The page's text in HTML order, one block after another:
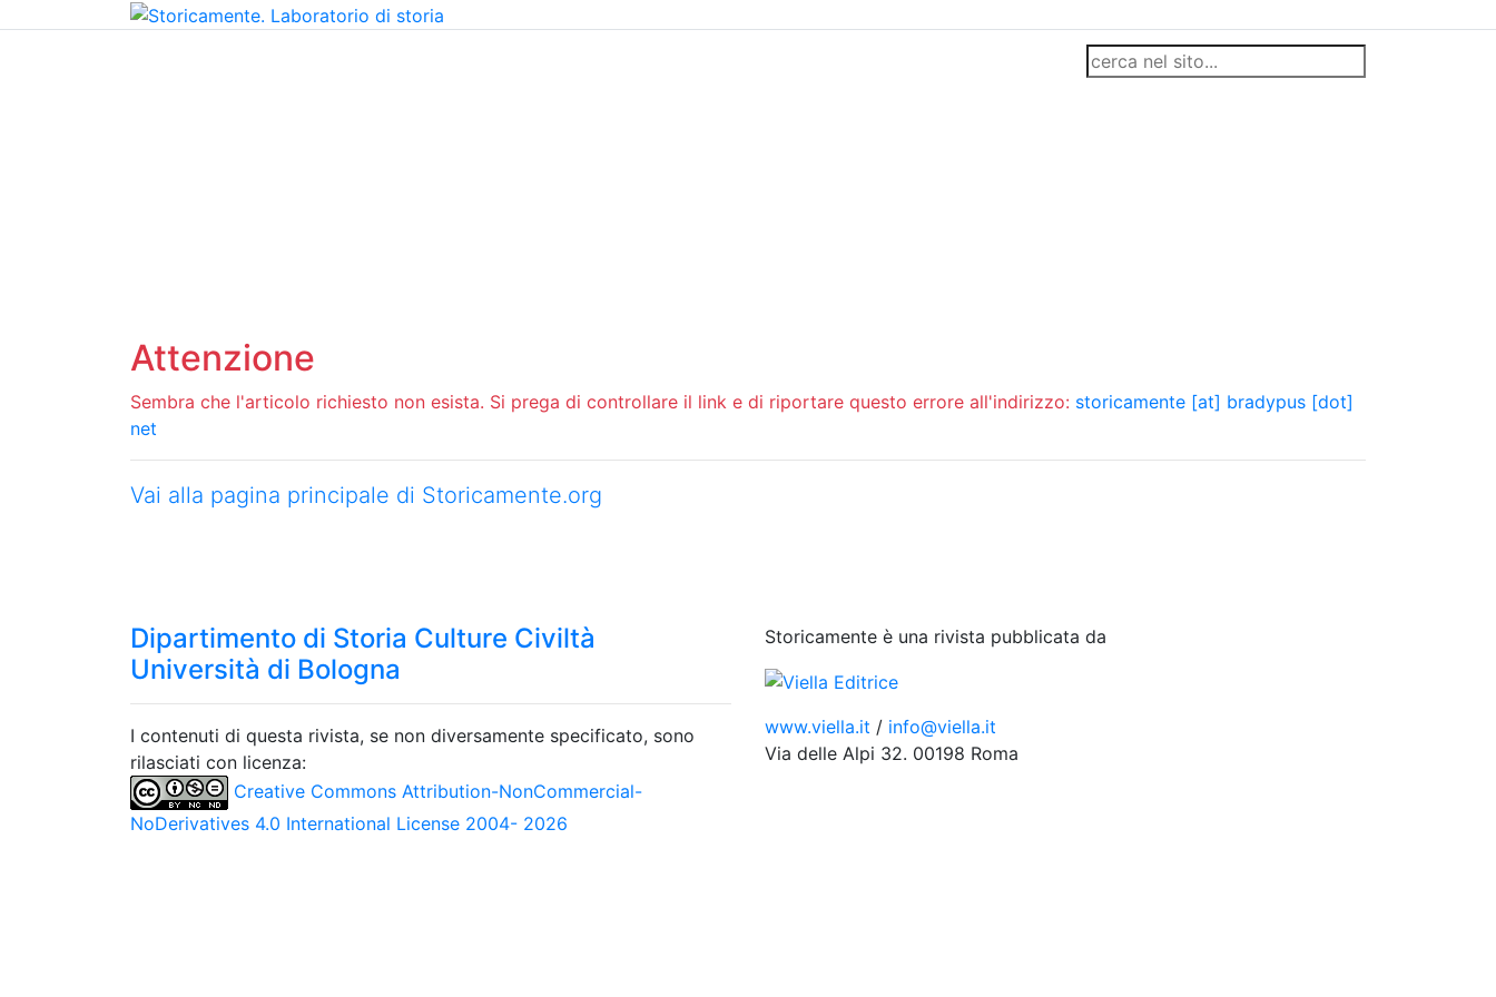
Attenzione
Sembra che l'articolo richiesto non esista. Si prega di controllare il link e di riportare questo errore all'indirizzo: storicamente [at] bradypus [dot]
net
Vai alla pagina principale di Storicamente.org
Dipartimento di Storia Culture Civiltà
Università di Bologna
I contenuti di questa rivista, se non diversamente specificato, sono
rilasciati con licenza:
Creative Commons Attribution-NonCommercial-
NoDerivatives 4.0 International License 2004- 2026
Storicamente è una rivista pubblicata da
www.viella.it / info@viella.it
Via delle Alpi 32. 00198 Roma